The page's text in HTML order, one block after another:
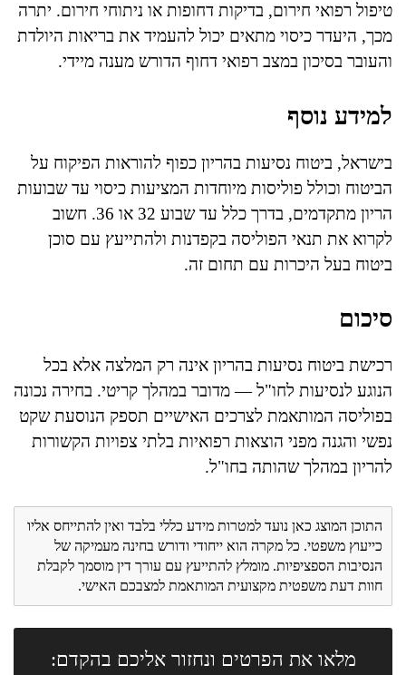
טיפול רפואי חירום, בדיקות דחופות או ניתוחי חירום. יתרה
מכך, היעדר כיסוי מתאים יכול להעמיד את בריאות היולדת
והעובר בסיכון במצב רפואי דחוף הדורש מענה מיידי.
למידע נוסף
בישראל, ביטוח נסיעות בהריון כפוף להוראות הפיקוח על
הביטוח וכולל פוליסות מיוחדות המציעות כיסוי עד שבועות
הריון מתקדמים, בדרך כלל עד שבוע 32 או 36. חשוב
לקרוא את תנאי הפוליסה בקפדנות ולהתייעץ עם סוכן
ביטוח בעל היכרות עם תחום זה.
סיכום
רכישת ביטוח נסיעות בהריון אינה רק המלצה אלא בכל
הנוגע לנסיעות לחו"ל — מדובר במהלך קריטי. בחירה נכונה
בפוליסה המותאמת לצרכים האישיים תספק הנוסעת שקט
נפשי והגנה מפני הוצאות רפואיות בלתי צפויות הקשורות
להריון במהלך שהותה בחו"ל.
התוכן המוצג כאן נועד למטרות מידע כללי בלבד ואין להתייחס אליו
כייעוץ משפטי. כל מקרה הוא ייחודי ודורש בחינה מעמיקה של
הנסיבות הספציפיות. מומלץ להתייעץ עם עורך דין מוסמך לקבלת
חוות דעת משפטית מקצועית המותאמת למצבכם האישי.
מלאו את הפרטים ונחזור אליכם בהקדם: